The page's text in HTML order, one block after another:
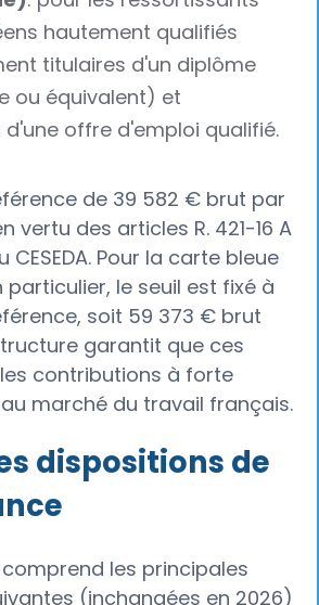
hautement qualifiés
titulaires d'un diplôme
ou équivalent) et
offre d'emploi qualifié.
de 39 582 € brut par
vertu des articles R. 421-16 A
CESEDA. Pour la carte bleue
particulier, le seuil est fixé à
soit 59 373 € brut
garantit que ces
contributions à forte
marché du travail français.
dispositions de
les principales
(inchangées en 2026)